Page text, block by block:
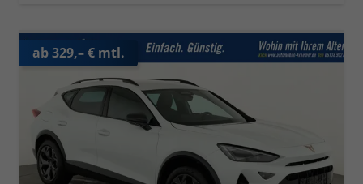
ab 329,– € mtl.